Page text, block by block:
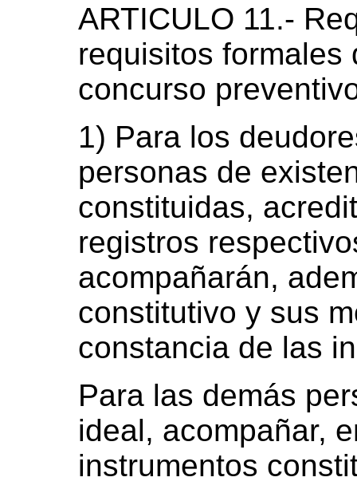
ARTICULO 11.-
requisitos formales
concurso
1) Para los
personas de
constituidas,
registros
acompañarán,
constitutivo y sus
constancia de las
Para las demás
ideal, acompañar,
instrumentos